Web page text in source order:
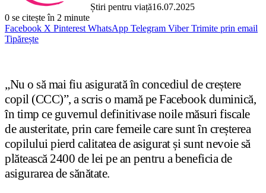
Știri pentru viață16.07.2025
0 se citește în 2 minute
Facebook X Pinterest WhatsApp Telegram Viber Trimite prin email
Tipărește
„Nu o să mai fiu asigurată în concediul de creștere
copil (CCC)”, a scris o mamă pe Facebook duminică,
în timp ce guvernul definitivase noile măsuri fiscale
de austeritate, prin care femeile care sunt în creșterea
copilului pierd calitatea de asigurat și sunt nevoie să
plătească 2400 de lei pe an pentru a beneficia de
asigurarea de sănătate.